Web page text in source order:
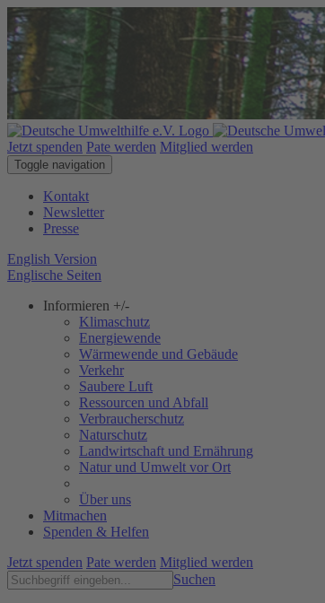
Jetzt spenden Pate werden Mitglied werden
Toggle navigation
Kontakt
Newsletter
Presse
English Version
Englische Seiten
Informieren +/-
Klimaschutz
Energiewende
Wärmewende und Gebäude
Verkehr
Saubere Luft
Ressourcen und Abfall
Verbraucherschutz
Naturschutz
Landwirtschaft und Ernährung
Natur und Umwelt vor Ort
Über uns
Mitmachen
Spenden & Helfen
Jetzt spenden Pate werden Mitglied werden
Suchen